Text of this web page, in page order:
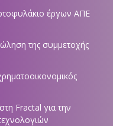
έργων ΑΠΕ
της συμμετοχής
Fractal για την